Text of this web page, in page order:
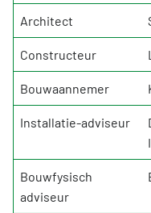
Architect
Constructeur
Bouwaannemer
Installatie-adviseur
Bouwfysisch
adviseur